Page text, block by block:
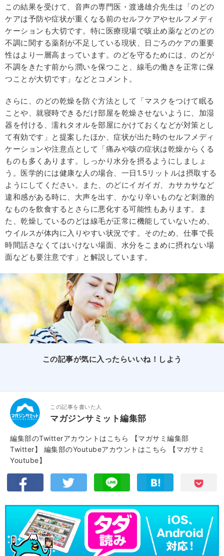
この結果を受けて、音声の専門医・渡邊雄介先生は「のどの
ケアは予防や症状が重くなる前のセルフケアやセルフメディ
ケーションも大切です。特に医療現場で咳止め薬などのどの
不調に関する薬剤が不足している現状、日ごろのケアの重要
性はより一層高まっています。のどを守るためには、のどが
不調をきたす前から潤いを保つこと、線毛の働きを正常に保
つことが大切です」などとコメント。
さらに、のどの乾燥を防ぐ方法として「マスクをつけて眠る
ことや、就寝時できるだけ部屋を乾燥させないように、加湿
器を付ける、濡れタオルを部屋にかけておくなどが対策とし
て有効です」と提案したほか、症状が出た時のセルフメディ
ケーションや注意点として「痛みや咳の症状は乾燥からくる
ものも多くあります。しっかり水分を摂るようにしましょ
う。医学的には健康な人の場合、一日1.5リットルは摂取する
ようにしてください。また、のどにイガイガ、カサカサなど
違和感がある時に、大声を出す、かなり辛いものなど刺激的
なものを飲食するとさらに悪化する可能性もあります。ま
た、乾燥しているのどは線毛が正常に機能していないため、
ウイルスが体内に入りやすい状況です。そのため、仕事で長
時間話さなくてはいけない場面、水分をこまめに摂れない場
面なども要注意です」と解説しています。
この記事が気に入ったらいいね！しよう
この記事を書いた人
マガジンサミット編集部
編集部のTwitterアカウントはこちら
【マガサミ編集部
Twitter】
編集部のYoutubeアカウントはこちら
【マガサミ
Youtube】